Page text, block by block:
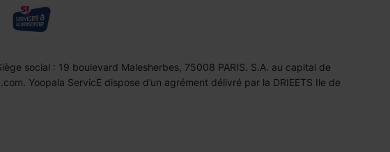
social : 19 boulevard Malesherbes, 75008 PARIS. S.A. au capital de
Yoopala ServicE dispose d’un agrément délivré par la DRIEETS Ile de